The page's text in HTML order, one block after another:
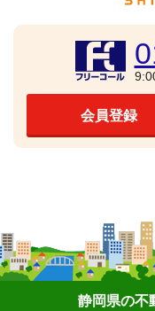
会員登録
静岡県の不